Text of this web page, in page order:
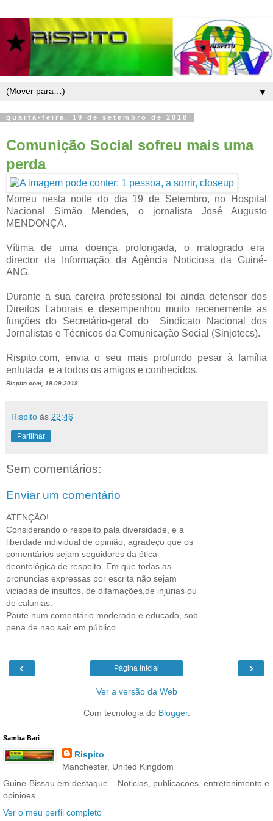
▼
quarta-feira, 19 de setembro de 2018
Comunição Social sofreu mais uma
perda
Morreu nesta noite do dia 19 de Setembro, no Hospital
Nacional Simão Mendes, o jornalista José Augusto
MENDONÇA.
Vítima de uma doença prolongada, o malogrado era
director da Informação da Agência Noticiosa da Guiné-
ANG.
Durante a sua careira professional foi ainda defensor dos
Direitos Laborais e desempenhou muito recenemente as
funções do Secretário-geral do Sindicato Nacional dos
Jornalistas e Técnicos da Comunicação Social (Sinjotecs).
Rispito.com, envia o seu mais profundo pesar à família
enlutada e a todos os amigos e conhecidos.
Rispito.com, 19-09-2018
Rispito às 22:46
Partilhar
Sem comentários:
Enviar um comentário
ATENÇÃO!
Considerando o respeito pala diversidade, e a
liberdade individual de opinião, agradeço que os
comentários sejam seguidores da ética
deontológica de respeito. Em que todas as
pronuncias expressas por escrita não sejam
viciadas de insultos, de difamações,de injúrias ou
de calunias.
Paute num comentário moderado e educado, sob
pena de nao sair em público
‹ ›
Página inicial
Ver a versão da Web
Com tecnologia do Blogger.
Samba Bari
Rispito
Manchester, United Kingdom
Guine-Bissau em destaque... Noticias, publicacoes, entretenimento e
opinioes
Ver o meu perfil completo